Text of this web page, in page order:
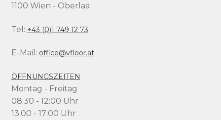
1100 Wien - Oberlaa
Tel: +43 (0)1 749 12 73
E-Mail: office@vfloor.at
ÖFFNUNGSZEITEN
Montag - Freitag
08:30 - 12:00 Uhr
13:00 - 17:00 Uhr